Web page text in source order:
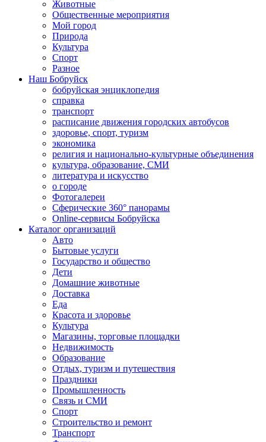
Животные
Общественные мероприятия
Мой город
Природа
Культура
Спорт
Разное
Наш Бобруйск
бобруйская энциклопедия
справка
транспорт
расписание движения городских автобусов
здоровье, спорт, туризм
экономика
религия и национально-культурные объединения
культура, образование, СМИ
литература и искусство
о городе
Фотогалереи
Сферические 360° панорамы
Online-сервисы Бобруйска
Каталог организаций
Авто
Бытовые услуги
Государство и общество
Дети
Домашние животные
Доставка
Еда
Красота и здоровье
Культура
Магазины, торговые площадки
Недвижимость
Образование
Отдых, туризм и путешествия
Праздники
Промышленность
Связь и СМИ
Спорт
Строительство и ремонт
Транспорт